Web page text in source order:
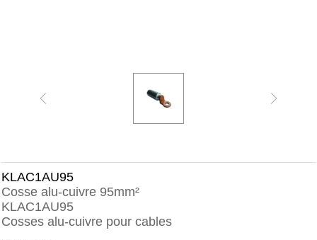
KLAC1AU95
Cosse alu-cuivre 95mm²
KLAC1AU95
Cosses alu-cuivre pour cables